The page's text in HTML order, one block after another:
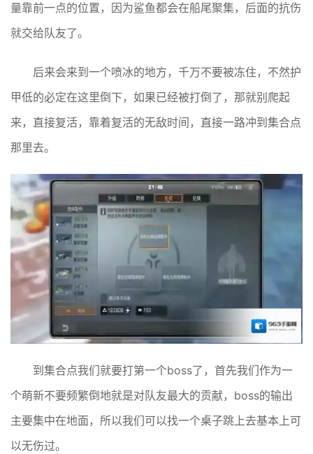
量靠前一点的位置，因为鲨鱼都会在船尾聚集，后面的抗伤
就交给队友了。
后来会来到一个喷冰的地方，千万不要被冻住，不然护
甲低的必定在这里倒下，如果已经被打倒了，那就别爬起
来，直接复活，靠着复活的无敌时间，直接一路冲到集合点
那里去。
到集合点我们就要打第一个boss了，首先我们作为一
个萌新不要频繁倒地就是对队友最大的贡献，boss的输出
主要集中在地面，所以我们可以找一个桌子跳上去基本上可
以无伤过。